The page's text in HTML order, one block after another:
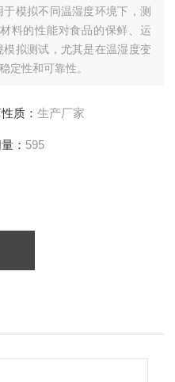
模拟不同温湿度环境下，测
料的性能对食品的保鲜、运
拟测试，尤其是在温湿度变
定性和可靠性。
质： 生产厂家
： 595